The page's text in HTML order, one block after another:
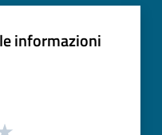
informazioni